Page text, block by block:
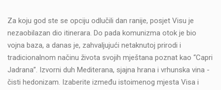
Za koju god ste se opciju odlučili dan ranije, posjet Visu je
nezaobilazan dio itinerara. Do pada komunizma otok je bio
vojna baza, a danas je, zahvaljujući netaknutoj prirodi i
tradicionalnom načinu života svojih mještana poznat kao “Capri
Jadrana”. Izvorni duh Mediterana, sjajna hrana i vrhunska vina -
čisti hedonizam. Izaberite između istoimenog mjesta Visa i